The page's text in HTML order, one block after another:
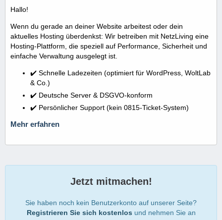
Hallo!
Wenn du gerade an deiner Website arbeitest oder dein
aktuelles Hosting überdenkst: Wir betreiben mit NetzLiving eine
Hosting-Plattform, die speziell auf Performance, Sicherheit und
einfache Verwaltung ausgelegt ist.
✔️ Schnelle Ladezeiten (optimiert für WordPress, WoltLab
& Co.)
✔️ Deutsche Server & DSGVO-konform
✔️ Persönlicher Support (kein 0815-Ticket-System)
Mehr erfahren
Jetzt mitmachen!
Sie haben noch kein Benutzerkonto auf unserer Seite?
Registrieren Sie sich kostenlos und nehmen Sie an